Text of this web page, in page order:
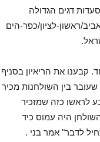
מסעדות דגים הגדולה
סניפים ברחבי הארץ(תל-אביב/ראשון-לציון/כפר-הים
קבענו את הריאיון בסניף
בין השולחנות מכיר
לראשו כזה שמזכיר
היה עמוס כיד
לדבר" אמר בני .